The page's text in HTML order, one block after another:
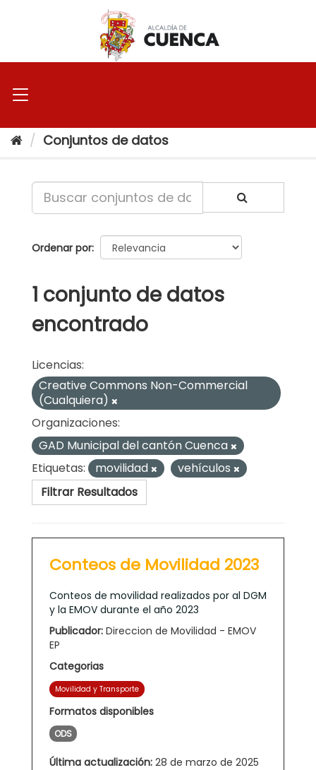
Conjuntos de datos
Ordenar por
1 conjunto de datos
encontrado
Licencias:
Creative Commons Non-Commercial
(Cualquiera)
Organizaciones:
GAD Municipal del cantón Cuenca
Etiquetas:
movilidad
vehículos
Filtrar Resultados
Conteos de Movilidad 2023
Conteos de movilidad realizados por al DGM
y la EMOV durante el año 2023
Publicador: Direccion de Movilidad - EMOV
EP
Categorias
Movilidad y Transporte
Formatos disponibles
ODS
Última actualización: 28 de marzo de 2025